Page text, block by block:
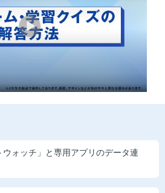
中高一貫
学講座のご紹介はこちら
イト(お子様用)はこちら
ウォッチ」と専用アプリのデータ連